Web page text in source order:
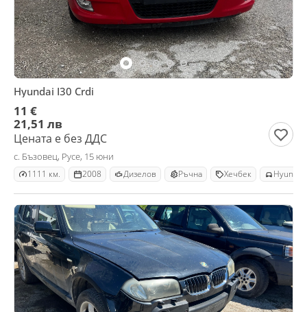
Hyundai I30 Crdi
11 €
21,51 лв
Цената е без ДДС
с. Бъзовец, Русе, 15 юни
1111 км. 2008 Дизелов Ръчна Хечбек Hyundai